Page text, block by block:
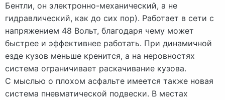
Бентли, он электронно-механический, а не
гидравлический, как до сих пор). Работает в сети с
напряжением 48 Вольт, благодаря чему может
быстрее и эффективнее работать. При динамичной
езде кузов меньше кренится, а на неровностях
система ограничивает раскачивание кузова.
С мыслью о плохом асфальте имеется также новая
система пневматической подвески. В местах